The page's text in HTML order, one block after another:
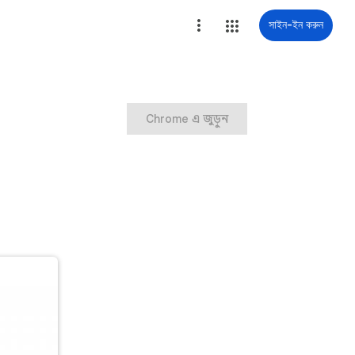
সাইন-ইন করুন
Chrome এ জুড়ুন